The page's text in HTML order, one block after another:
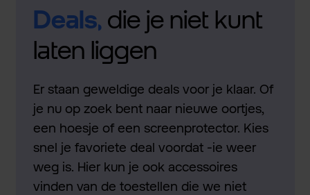
Deals,die je niet kunt
laten liggen
Er staan geweldige deals voor je klaar. Of
je nu op zoek bent naar nieuwe oortjes,
een hoesje of een screenprotector. Kies
snel je favoriete deal voordat -ie weer
weg is. Hier kun je ook accessoires
vinden van de toestellen die we niet